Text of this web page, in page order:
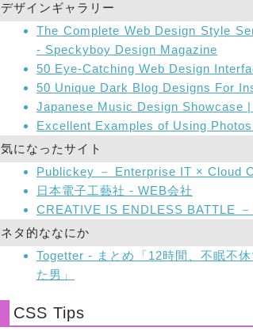
デザインギャラリー
The Complete Web Design Style
- Speckyboy Design Magazine
50 Eye-Catching Web Design
50 Unique Dark Blog Designs For
Japanese Music Design Showcase
Excellent Examples of Using
気になったサイト
Publickey － Enterprise IT × Cloud
日本電子工藝社 - WEB会社
CREATIVE IS ENDLESS BATTLE
ネタ的ななにか
Togetter - まとめ「12時間、不眠不
た男」
CSS Tips